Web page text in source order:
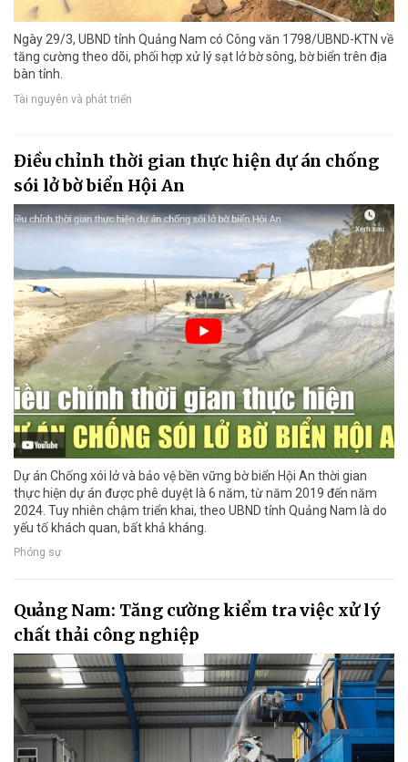
Ngày 29/3, UBND tỉnh Quảng Nam có Công văn 1798/UBND-KTN về
tăng cường theo dõi, phối hợp xử lý sạt lở bờ sông, bờ biển trên địa
bàn tỉnh.
Tài nguyên và phát triển
Điều chỉnh thời gian thực hiện dự án chống
sói lở bờ biển Hội An
Dự án Chống xói lở và bảo vệ bền vững bờ biển Hội An thời gian
thực hiện dự án được phê duyệt là 6 năm, từ năm 2019 đến năm
2024. Tuy nhiên chậm triển khai, theo UBND tỉnh Quảng Nam là do
yếu tố khách quan, bất khả kháng.
Phóng sự
Quảng Nam: Tăng cường kiểm tra việc xử lý
chất thải công nghiệp